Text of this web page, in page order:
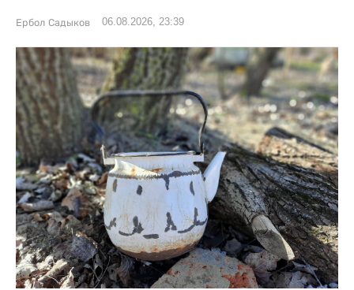
Ербол Садыков 06.08.2026, 23:39